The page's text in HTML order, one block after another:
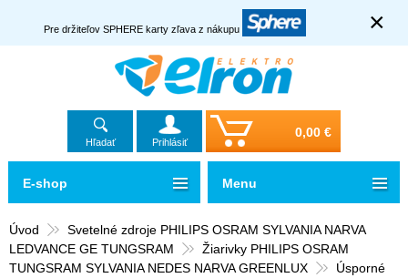
Pre držiteľov SPHERE karty zľava z nákupu ×
Hľadať Prihlásiť
0,00 €
Úvod
Svetelné zdroje PHILIPS OSRAM SYLVANIA NARVA
LEDVANCE GE TUNGSRAM
Žiarivky PHILIPS OSRAM
TUNGSRAM SYLVANIA NEDES NARVA GREENLUX
Úsporné
E-shop Menu